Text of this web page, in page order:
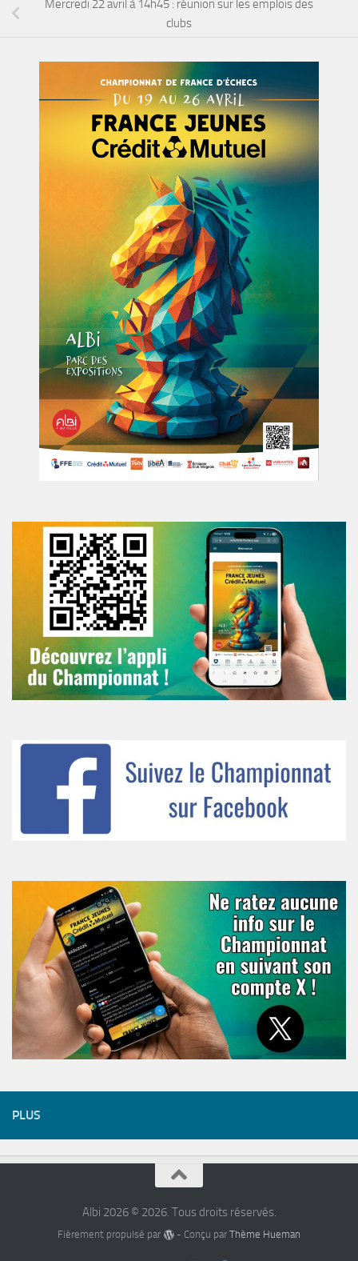
Mercredi 22 avril à 14h45 : réunion sur les emplois des
clubs
PLUS
Albi 2026 © 2026. Tous droits réservés.
Fièrement propulsé par - Conçu par Thème Hueman